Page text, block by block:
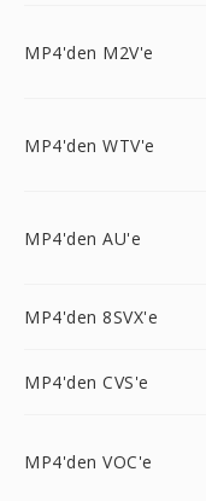
MP4'den M2V'e
MP4'den WTV'e
MP4'den AU'e
MP4'den 8SVX'e
MP4'den CVS'e
MP4'den VOC'e